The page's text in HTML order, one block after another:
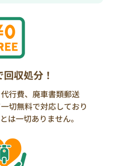
収処分！
行費、廃車書類郵送
切無料で対応しており
は一切ありません。